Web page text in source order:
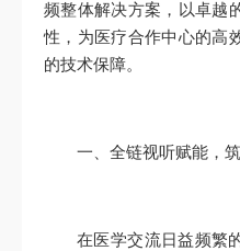
频整体解决方案，以卓越
性，为医疗合作中心的高
的技术保障。
一、全链视听赋能，
在医学交流日益频繁